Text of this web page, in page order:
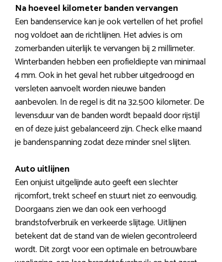
Na hoeveel kilometer banden vervangen
Een bandenservice kan je ook vertellen of het profiel
nog voldoet aan de richtlijnen. Het advies is om
zomerbanden uiterlijk te vervangen bij 2 millimeter.
Winterbanden hebben een profieldiepte van minimaal
4 mm. Ook in het geval het rubber uitgedroogd en
versleten aanvoelt worden nieuwe banden
aanbevolen. In de regel is dit na 32.500 kilometer. De
levensduur van de banden wordt bepaald door rijstijl
en of deze juist gebalanceerd zijn. Check elke maand
je bandenspanning zodat deze minder snel slijten.
Auto uitlijnen
Een onjuist uitgelijnde auto geeft een slechter
rijcomfort, trekt scheef en stuurt niet zo eenvoudig.
Doorgaans zien we dan ook een verhoogd
brandstofverbruik en verkeerde slijtage. Uitlijnen
betekent dat de stand van de wielen gecontroleerd
wordt. Dit zorgt voor een optimale en betrouwbare